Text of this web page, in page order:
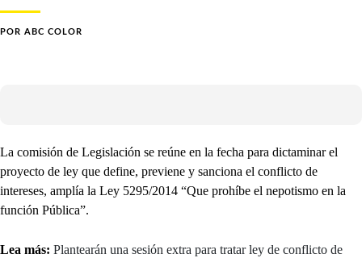
POR ABC COLOR
La comisión de Legislación se reúne en la fecha para dictaminar el
proyecto de ley que define, previene y sanciona el conflicto de
intereses, amplía la Ley 5295/2014 “Que prohíbe el nepotismo en la
función Pública”.
Lea más: Plantearán una sesión extra para tratar ley de conflicto de